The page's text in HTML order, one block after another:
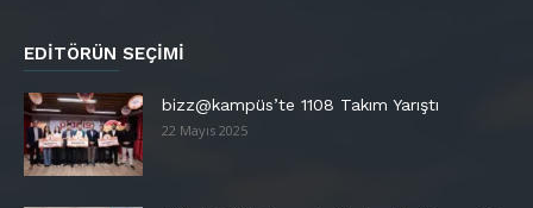
EDITÖRÜN SEÇIMI
bizz@kampüs’te 1108 Takım Yarıştı
22 Mayıs 2025